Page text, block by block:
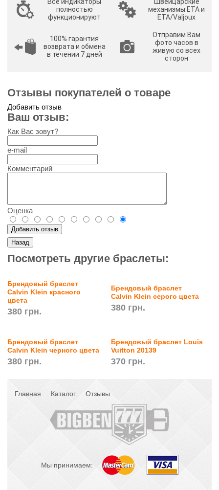
полностью
функционируют
механизмы ETA и
ETA/Valjoux
100% гарантия
возврата и обмена
в течении 7 дней
Отправим Вам
фото часов в
живую со всех
сторон
Отзывы покупателей о товаре
Добавить отзыв
Ваш отзыв:
Как Вас зовут?
e-mail
Комментарий
Оценка
Посмотреть другие браслеты:
Брендовый браслет
Calvin Klein красного
цвета
380 грн.
Брендовый браслет
Calvin Klein серого цвета
380 грн.
Брендовый браслет
Calvin Klein черного цвета
380 грн.
Брендовый браслет Louis
Vuitton 20139
370 грн.
Главная Каталог Отзывы
Мы принимаем: